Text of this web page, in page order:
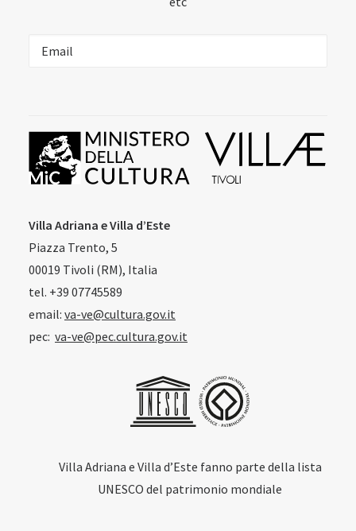
Villa Adriana e Villa d’Este
Piazza Trento, 5
00019 Tivoli (RM), Italia
tel. +39 07745589
email: va-ve@cultura.gov.it
pec: va-ve@pec.cultura.gov.it
Villa Adriana e Villa d’Este fanno parte della lista
UNESCO del patrimonio mondiale